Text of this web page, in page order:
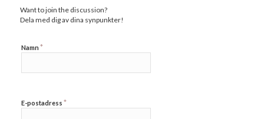
Want to join the discussion?
Dela med dig av dina synpunkter!
Namn *
E-postadress *